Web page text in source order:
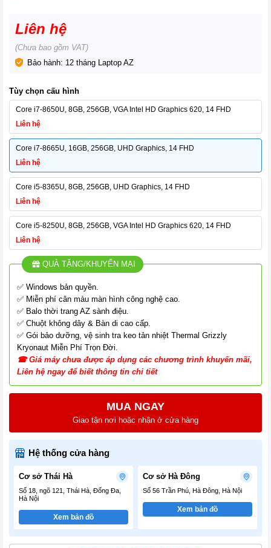
Liên hệ
(Chưa bao gồm VAT)
Bảo hành: 12 tháng Laptop AZ
Tùy chọn cấu hình
Core i7-8650U, 8GB, 256GB, VGA Intel HD Graphics 620, 14 FHD
Liên hệ
Core i7-8665U, 16GB, 256GB, UHD Graphics, 14 FHD
Liên hệ
Core i5-8365U, 8GB, 256GB, UHD Graphics, 14 FHD
Liên hệ
Core i5-8250U, 8GB, 256GB, VGA Intel HD Graphics 620, 14 FHD
Liên hệ
QUÀ TẶNG/KHUYẾN MẠI
✅ Windows bản quyền.
✅ Miễn phí cân màu màn hình công nghệ cao.
✅ Balo thời trang AZ sành điệu.
✅ Chuột không dây & Bàn di cao cấp.
✅ Gói bảo dưỡng, vệ sinh tra keo tản nhiệt Thermal Grizzly
Kryonaut Miễn Phí Trọn Đời.
☎Giá máy chưa được áp dụng các chương trình khuyến mãi,
Liên hệ ngay để biết thông tin chi tiết
MUA NGAY
Giao tận nơi hoặc nhận ở cửa hàng
Hệ thống cửa hàng
Cơ sở Thái Hà
Số 18, ngõ 121, Thái Hà, Đống Đa,
Hà Nội
Xem bản đồ
Cơ sở Hà Đông
Số 56 Trần Phú, Hà Đông, Hà Nội
Xem bản đồ